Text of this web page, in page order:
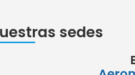
sedes